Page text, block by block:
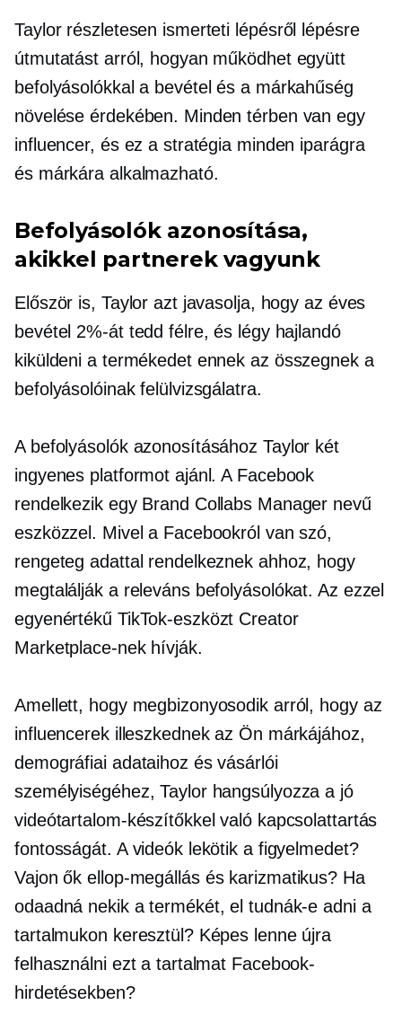
Taylor részletesen ismerteti lépésről lépésre
útmutatást arról, hogyan működhet együtt
befolyásolókkal a bevétel és a márkahűség
növelése érdekében. Minden térben van egy
influencer, és ez a stratégia minden iparágra
és márkára alkalmazható.
Befolyásolók azonosítása,
akikkel partnerek vagyunk
Először is, Taylor azt javasolja, hogy az éves
bevétel 2%-át tedd félre, és légy hajlandó
kiküldeni a termékedet ennek az összegnek a
befolyásolóinak felülvizsgálatra.
A befolyásolók azonosításához Taylor két
ingyenes platformot ajánl. A Facebook
rendelkezik egy Brand Collabs Manager nevű
eszközzel. Mivel a Facebookról van szó,
rengeteg adattal rendelkeznek ahhoz, hogy
megtalálják a releváns befolyásolókat. Az ezzel
egyenértékű TikTok-eszközt Creator
Marketplace-nek hívják.
Amellett, hogy megbizonyosodik arról, hogy az
influencerek illeszkednek az Ön márkájához,
demográfiai adataihoz és vásárlói
személyiségéhez, Taylor hangsúlyozza a jó
videótartalom-készítőkkel való kapcsolattartás
fontosságát. A videók lekötik a figyelmedet?
Vajon őkellop-megállásés karizmatikus? Ha
odaadná nekik a termékét, el tudnák-e adni a
tartalmukon keresztül? Képes lenne újra
felhasználni ezt a tartalmat Facebook-
hirdetésekben?